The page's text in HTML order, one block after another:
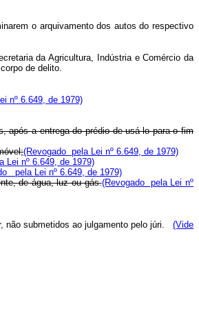
o arquivamento dos autos do respectivo
da Agricultura, Indústria e Comércio da
de delito.
nº 6.649, de 1979)
após a entrega do prédio de usá-lo para o fim
(Revogado pela Lei nº 6.649, de 1979)
Lei nº 6.649, de 1979)
pela Lei nº 6.649, de 1979)
de água, luz ou gás.(Revogado pela Lei nº
não submetidos ao julgamento pelo júri.(Vide